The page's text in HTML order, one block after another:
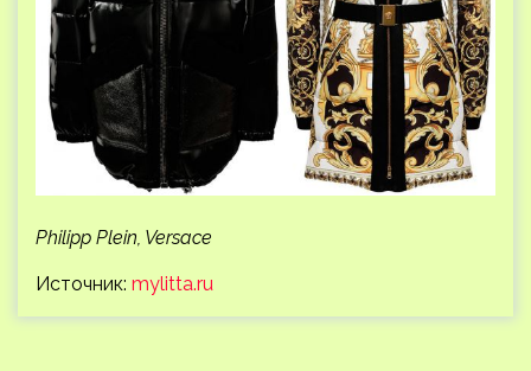
Philipp Plein, Versace
Источник: mylitta.ru